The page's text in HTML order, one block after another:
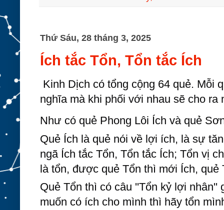
Thứ Sáu, 28 tháng 3, 2025
Ích tắc Tổn, Tổn tắc Ích
Kinh Dịch có tổng cộng 64 quẻ. Mỗi
nghĩa mà khi phối với nhau sẽ cho ra
Như có quẻ Phong Lôi Ích và quẻ
Quẻ Ích là quẻ nói về lợi ích, là sự
ngã Ích tắc Tổn, Tổn tắc Ích; Tổn vị
là tổn, được quẻ Tổn thì mới Ích, quẻ
Quẻ Tổn thì có câu ''Tổn kỷ lợi nhân''
muốn có ích cho mình thì hãy tổn